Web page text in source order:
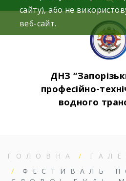
ДНЗ
професійно-
водного
ГОЛОВНА
ФЕСТИВАЛЬ
сайту), або не
веб-сайт.